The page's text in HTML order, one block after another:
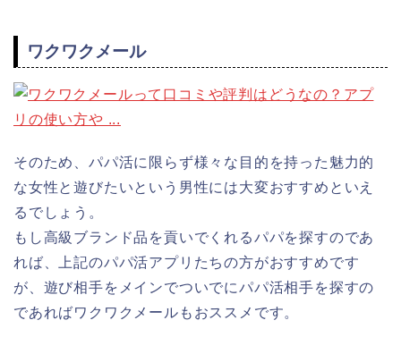
ワクワクメール
そのため、パパ活に限らず様々な目的を持った魅力的
な女性と遊びたいという男性には大変おすすめといえ
るでしょう。
もし高級ブランド品を貢いでくれるパパを探すのであ
れば、上記のパパ活アプリたちの方がおすすめです
が、遊び相手をメインでついでにパパ活相手を探すの
であればワクワクメールもおススメです。